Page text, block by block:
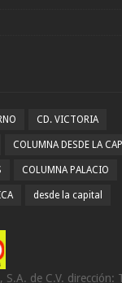
CD. VICTORIA
COLUMNA DESDE LA
COLUMNA PALACIO
desde la capital
S.A. de C.V. dirección: